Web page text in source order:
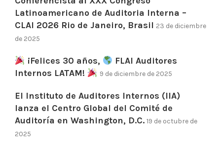
Latinoamericano de Auditoria Interna –
CLAI 2026 Rio de Janeiro, Brasil 23 de diciembre
de 2025
¡Felices 30 años,
FLAI Auditores
Internos LATAM!
9 de diciembre de 2025
El Instituto de Auditores Internos (IIA)
lanza el Centro Global del Comité de
Auditoría en Washington, D.C. 19 de octubre de
2025